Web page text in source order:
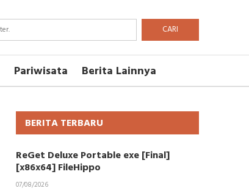
CARI
Pariwisata Berita Lainnya
BERITA TERBARU
ReGet Deluxe Portable exe [Final]
[x86x64] FileHippo
07/08/2026